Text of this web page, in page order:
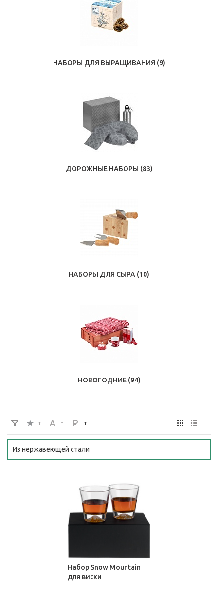
НАБОРЫ ДЛЯ ВЫРАЩИВАНИЯ (9)
ДОРОЖНЫЕ НАБОРЫ (83)
НАБОРЫ ДЛЯ СЫРА (10)
НОВОГОДНИЕ (94)
Из нержавеющей стали
Набор Snow Mountain
для виски